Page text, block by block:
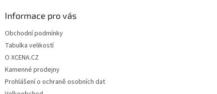
Informace pro vás
Obchodní podmínky
Tabulka velikostí
O XCENA.CZ
Kamenné prodejny
Prohlášení o ochraně osobních dat